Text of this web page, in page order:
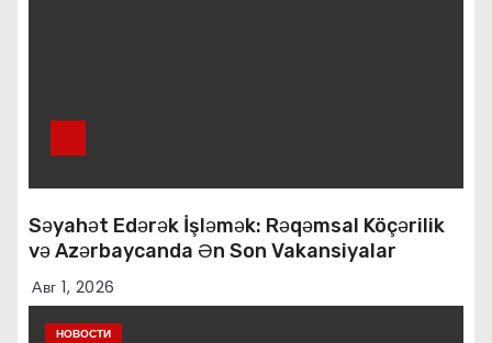
Səyahət Edərək İşləmək: Rəqəmsal Köçərilik
və Azərbaycanda Ən Son Vakansiyalar
Авг 1, 2026
НОВОСТИ